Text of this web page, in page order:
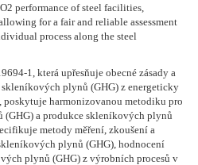
performance of steel facilities,
for a fair and reliable assessment
process along the steel
1, která upřesňuje obecné zásady a
plynů (GHG) z energeticky
harmonizovanou metodiku pro
a produkce skleníkových plynů
metody měření, zkoušení a
plynů (GHG), hodnocení
plynů (GHG) z výrobních procesů v